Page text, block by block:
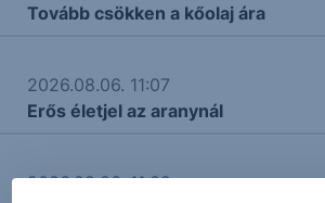
Tovább csökken a kőolaj ára
2026.08.06. 11:07
Erős életjel az aranynál
2026.08.06. 11:02